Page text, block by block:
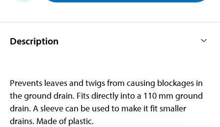
Description
Prevents leaves and twigs from causing blockages in
the ground drain. Fits directly into a 110 mm ground
drain. A sleeve can be used to make it fit smaller
drains. Made of plastic.